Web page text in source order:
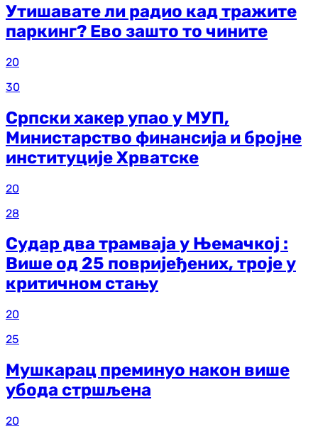
Утишавате ли радио кад тражите
паркинг? Ево зашто то чините
20
30
Српски хакер упао у МУП,
Министарство финансија и бројне
институције Хрватске
20
28
Судар два трамваја у Њемачкој :
Више од 25 повријеђених, троје у
критичном стању
20
25
Мушкарац преминуо након више
убода стршљена
20